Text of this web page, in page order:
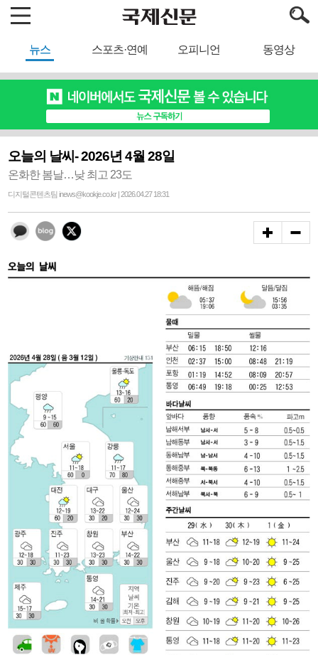
뉴스 스포츠·연예 오피니언 동영상
오늘의 날씨- 2026년 4월 28일
온화한 봄날…낮 최고 23도
디지털콘텐츠팀 inews@kookje.co.kr | 2026.04.27 18:31